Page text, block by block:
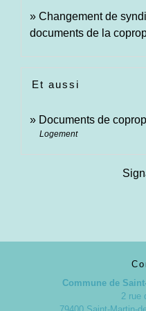
Changement de
documents de la
Et aussi
Documents de
Logement
Commune de
2 rue